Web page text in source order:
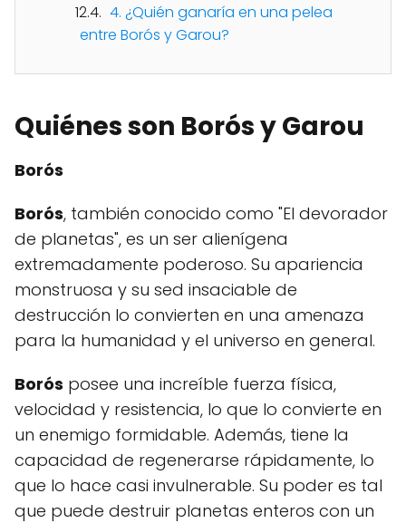
4. ¿Quién ganaría en una pelea
entre Borós y Garou?
Quiénes son Borós y Garou
Borós
Borós, también conocido como "El devorador
de planetas", es un ser alienígena
extremadamente poderoso. Su apariencia
monstruosa y su sed insaciable de
destrucción lo convierten en una amenaza
para la humanidad y el universo en general.
Borós posee una increíble fuerza física,
velocidad y resistencia, lo que lo convierte en
un enemigo formidable. Además, tiene la
capacidad de regenerarse rápidamente, lo
que lo hace casi invulnerable. Su poder es tal
que puede destruir planetas enteros con un